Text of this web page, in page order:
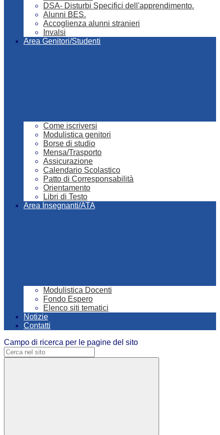
DSA- Disturbi Specifici dell'apprendimento.
Alunni BES.
Accoglienza alunni stranieri
Invalsi
Area Genitori/Studenti
Come iscriversi
Modulistica genitori
Borse di studio
Mensa/Trasporto
Assicurazione
Calendario Scolastico
Patto di Corresponsabilità
Orientamento
Libri di Testo
Area Insegnanti/ATA
Modulistica Docenti
Fondo Espero
Elenco siti tematici
Notizie
Contatti
Campo di ricerca per le pagine del sito